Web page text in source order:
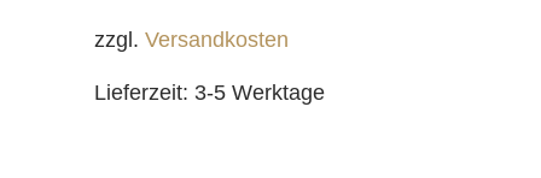
zzgl. Versandkosten
Lieferzeit: 3-5 Werktage